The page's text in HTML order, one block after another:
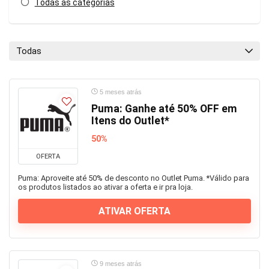
Todas as categorias
Todas
OFERTA
5 meses atrás
Puma: Ganhe até 50% OFF em
Itens do Outlet*
50%
Puma: Aproveite até 50% de desconto no Outlet Puma. *Válido para
os produtos listados ao ativar a oferta e ir pra loja.
ATIVAR OFERTA
9 meses atrás